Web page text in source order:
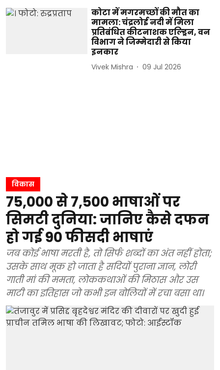
कोटा में मगरमच्छों की मौत का
मामला: चंद्रलोई नदी में मिला
प्रतिबंधित कीटनाशक एल्ड्रिन, वन
विभाग ने जिम्मेदारी से किया
इनकार
Vivek Mishra 09 Jul 2026
विकास
75,000 से 7,500 भाषाओं पर
सिमटी दुनिया: जानिए कैसे दफन
हो गई 90 फीसदी भाषाएं
जब कोई भाषा मरती है, तो सिर्फ शब्दों का अंत नहीं होता;
उसके साथ मूक हो जाता है सदियों पुराना ज्ञान, लोरी
गाती मां की ममता, लोककथाओं की मिठास और उस
माटी का इतिहास जो कभी इन बोलियों में रचा बसा था।